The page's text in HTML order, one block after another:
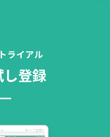
ライアル
し登録